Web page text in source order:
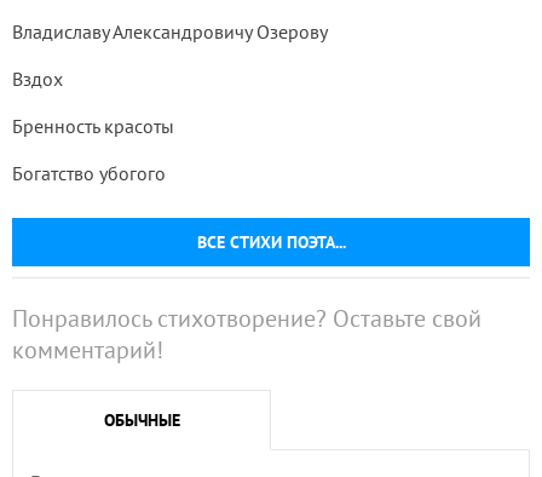
ВСЕ СТИХИ ПОЭТА...
Владиславу Александровичу Озерову
Вздох
Бренность красоты
Богатство убогого
Понравилось стихотворение? Оставьте свой
комментарий!
ОБЫЧНЫЕ